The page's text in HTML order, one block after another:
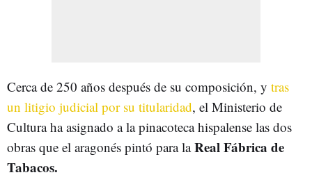
Cerca de 250 años después de su composición, y tras
un litigio judicial por su titularidad, el Ministerio de
Cultura ha asignado a la pinacoteca hispalense las dos
obras que el aragonés pintó para laReal Fábrica de
Tabacos.